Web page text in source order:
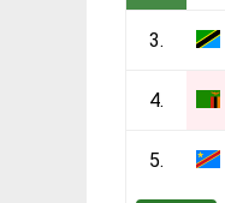
3.
4.
5.